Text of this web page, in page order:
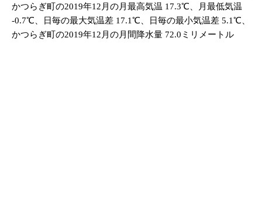
かつらぎ町の2019年12月の月最高気温 17.3℃、月最低気温
-0.7℃、日毎の最大気温差 17.1℃、日毎の最小気温差 5.1℃、
かつらぎ町の2019年12月の月間降水量 72.0ミリメートル